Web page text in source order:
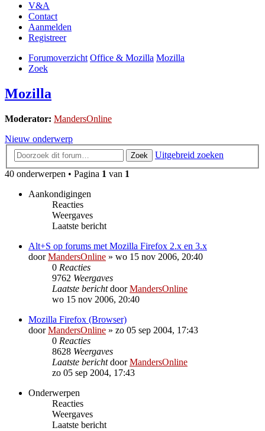
V&A
Contact
Aanmelden
Registreer
Forumoverzicht Office & Mozilla Mozilla
Zoek
Mozilla
Moderator: MandersOnline
Nieuw onderwerp
Zoek
Uitgebreid zoeken
40 onderwerpen • Pagina 1 van 1
Aankondigingen
Reacties
Weergaves
Laatste bericht
Alt+S op forums met Mozilla Firefox 2.x en 3.x
doorMandersOnline » wo 15 nov 2006, 20:40
0 Reacties
9762 Weergaves
Laatste berichtdoorMandersOnline
wo 15 nov 2006, 20:40
Mozilla Firefox (Browser)
doorMandersOnline » zo 05 sep 2004, 17:43
0 Reacties
8628 Weergaves
Laatste berichtdoorMandersOnline
zo 05 sep 2004, 17:43
Onderwerpen
Reacties
Weergaves
Laatste bericht